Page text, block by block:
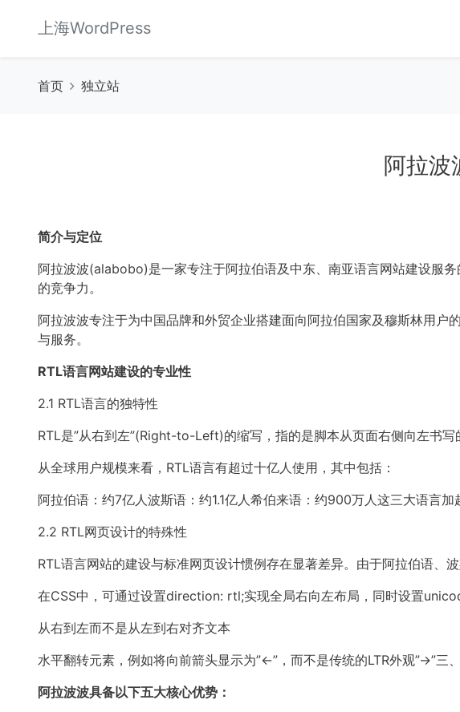
上海WordPress
首页 独立站
阿拉波
简介与定位
阿拉波波(alabobo)是一家专注于阿拉伯语及中东、南亚语言网站建设服
的竞争力。
阿拉波波专注于为中国品牌和外贸企业搭建面向阿拉伯国家及穆斯林用
与服务。
RTL语言网站建设的专业性
2.1 RTL语言的独特性
RTL是”从右到左”(Right-to-Left)的缩写，指的是脚本从页面右侧向左书
从全球用户规模来看，RTL语言有超过十亿人使用，其中包括：
阿拉伯语：约7亿人波斯语：约1.1亿人希伯来语：约900万人这三大语言
2.2 RTL网页设计的特殊性
RTL语言网站的建设与标准网页设计惯例存在显著差异。由于阿拉伯语、
在CSS中，可通过设置direction: rtl;实现全局右向左布局，同时设置
从右到左而不是从左到右对齐文本
水平翻转元素，例如将向前箭头显示为”←”，而不是传统的LTR外观”→”三
阿拉波波具备以下五大核心优势：